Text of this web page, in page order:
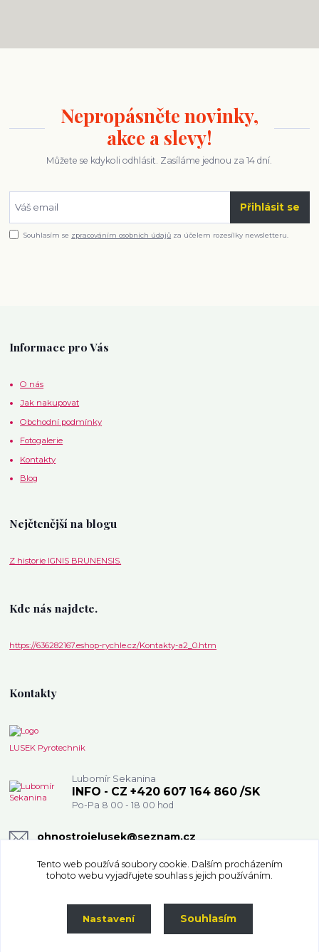
Nepropásněte novinky,
akce a slevy!
Můžete se kdykoli odhlásit. Zasíláme jednou za 14 dní.
Přihlásit se
Souhlasím se zpracováním osobních údajů za účelem rozesílky newsletteru.
Informace pro Vás
O nás
Jak nakupovat
Obchodní podmínky
Fotogalerie
Kontakty
Blog
Nejčtenější na blogu
Z historie IGNIS BRUNENSIS.
Kde nás najdete.
https://636282167.eshop-rychle.cz/Kontakty-a2_0.htm
Kontakty
LUSEK Pyrotechnik
Lubomír Sekanina
INFO - CZ +420 607 164 860 /SK
Po-Pa 8 00 - 18 00 hod
ohnostrojelusek@seznam.cz
Tento web používá soubory cookie. Dalším procházením
tohoto webu vyjadřujete souhlas s jejich používáním.
Nastavení Souhlasím